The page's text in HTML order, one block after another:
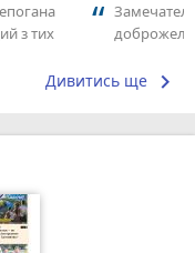
з тих
Дивитись ще keyboard_arrow_right